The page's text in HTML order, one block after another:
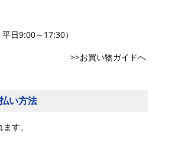
平日9:00～17:30）
>>お買い物ガイドへ
い方法
す。